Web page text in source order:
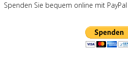
Spenden Sie bequem online mit PayPal